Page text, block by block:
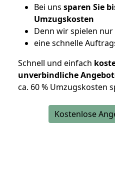
Bei uns sparen Sie
Umzugskosten
Denn wir spielen
eine schnelle
Schnell und einfach
unverbindliche
ca. 60 % Umzugskosten
Kostenlose